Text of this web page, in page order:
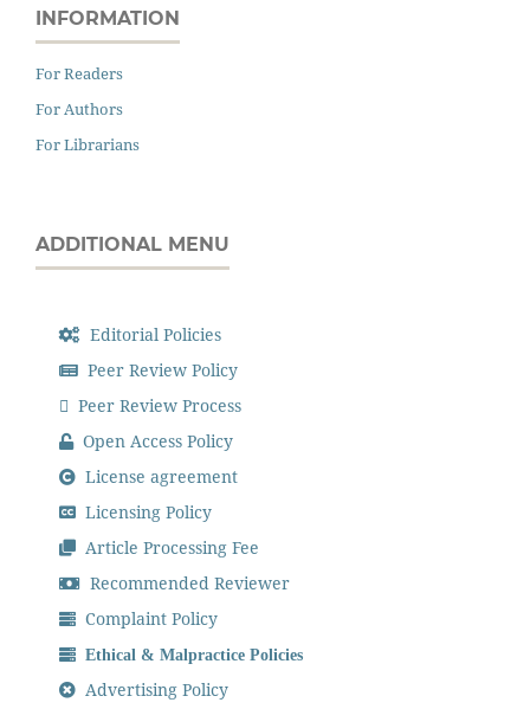
INFORMATION
For Readers
For Authors
For Librarians
ADDITIONAL MENU
Editorial Policies
Peer Review Policy
Peer Review Process
Open Access Policy
License agreement
Licensing Policy
Article Processing Fee
Recommended Reviewer
Complaint Policy
Ethical & Malpractice Policies
Advertising Policy